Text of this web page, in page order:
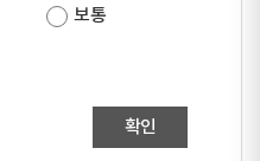
보통
확인